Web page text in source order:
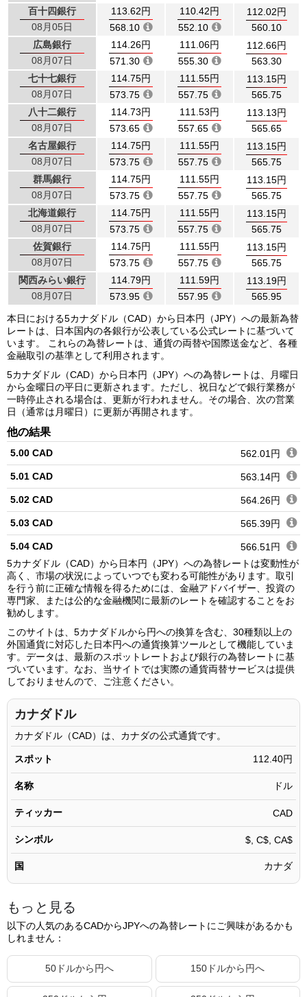
百十四銀行
08月05日
113.62円
568.10
110.42円
552.10
112.02円
560.10
広島銀行
08月07日
114.26円
571.30
111.06円
555.30
112.66円
563.30
七十七銀行
08月07日
114.75円
573.75
111.55円
557.75
113.15円
565.75
八十二銀行
08月07日
114.73円
573.65
111.53円
557.65
113.13円
565.65
名古屋銀行
08月07日
114.75円
573.75
111.55円
557.75
113.15円
565.75
群馬銀行
08月07日
114.75円
573.75
111.55円
557.75
113.15円
565.75
北海道銀行
08月07日
114.75円
573.75
111.55円
557.75
113.15円
565.75
佐賀銀行
08月07日
114.75円
573.75
111.55円
557.75
113.15円
565.75
関西みらい銀行
08月07日
114.79円
573.95
111.59円
557.95
113.19円
565.95
本日における5カナダドル（CAD）から日本円（JPY）への最新為替
レートは、日本国内の各銀行が公表している公式レートに基づいて
います。 これらの為替レートは、通貨の両替や国際送金など、各種
金融取引の基準として利用されます。
5カナダドル（CAD）から日本円（JPY）への為替レートは、月曜日
から金曜日の平日に更新されます。ただし、祝日などで銀行業務が
一時停止される場合は、更新が行われません。その場合、次の営業
日（通常は月曜日）に更新が再開されます。
他の結果
5.00 CAD 562.01円
5.01 CAD 563.14円
5.02 CAD 564.26円
5.03 CAD 565.39円
5.04 CAD 566.51円
5.05 CAD 567.63円
5.06 CAD 568.76円
5.07 CAD
5.08 CAD 571.01円
5.09 CAD 572.13円
5.10 CAD
5.11 CAD
5.12 CAD
5.13 CAD 576.63円
5.14 CAD 577.75円
5.15 CAD 578.87円
5.16 CAD 580.00円
5.18 CAD 582.25円
5.20 CAD 584.49円
5.21 CAD
5.22 CAD 586.74円
5.23 CAD 587.87円
5カナダドル（CAD）から日本円（JPY）への為替レートは変動性が
高く、市場の状況によっていつでも変わる可能性があります。取引
を行う前に正確な情報を得るためには、金融アドバイザー、投資の
専門家、または公的な金融機関に最新のレートを確認することをお
勧めします。
このサイトは、5カナダドルから円への換算を含む、30種類以上の
外国通貨に対応した日本円への通貨換算ツールとして機能していま
す。データは、最新のスポットレートおよび銀行の為替レートに基
づいています。なお、当サイトでは実際の通貨両替サービスは提供
しておりませんので、ご注意ください。
カナダドル
カナダドル（CAD）は、カナダの公式通貨です。
スポット 112.40円
名称 ドル
ティッカー CAD
シンボル $, C$, CA$
国 カナダ
もっと見る
以下の人気のあるCADからJPYへの為替レートにご興味があるかも
しれません：
50ドルから円へ 150ドルから円へ